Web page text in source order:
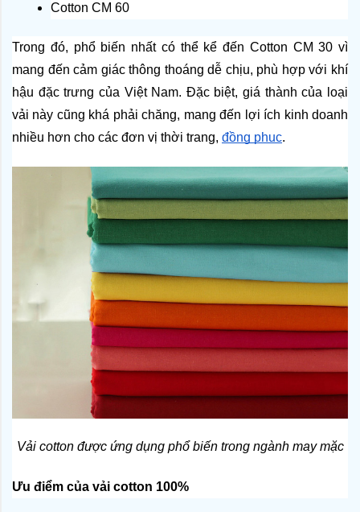
Cotton CM 60
Trong đó, phổ biến nhất có thể kể đến Cotton CM 30 vì
mang đến cảm giác thông thoáng dễ chịu, phù hợp với khí
hậu đặc trưng của Việt Nam. Đặc biệt, giá thành của loại
vải này cũng khá phải chăng, mang đến lợi ích kinh doanh
nhiều hơn cho các đơn vị thời trang, đồng phục.
Vải cotton được ứng dụng phổ biến trong ngành may mặc
Ưu điểm của vải cotton 100%